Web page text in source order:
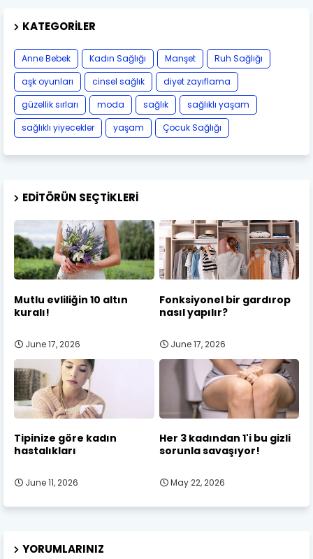
KATEGORILER
Anne Bebek Kadın Sağlığı Manşet
Ruh Sağlığı
aşk oyunları
cinsel sağlık
diyet zayıflama
güzellik sırları
moda sağlık
sağlıklı yaşam
sağlıklı yiyecekler
yaşam Çocuk Sağlığı
EDITÖRÜN SEÇTIKLERI
Mutlu evliliğin 10 altın
kuralı!
June 17, 2026
Fonksiyonel bir gardırop
nasıl yapılır?
June 17, 2026
Tipinize göre kadın
hastalıkları
June 11, 2026
Her 3 kadından 1'i bu gizli
sorunla savaşıyor!
May 22, 2026
YORUMLARINIZ